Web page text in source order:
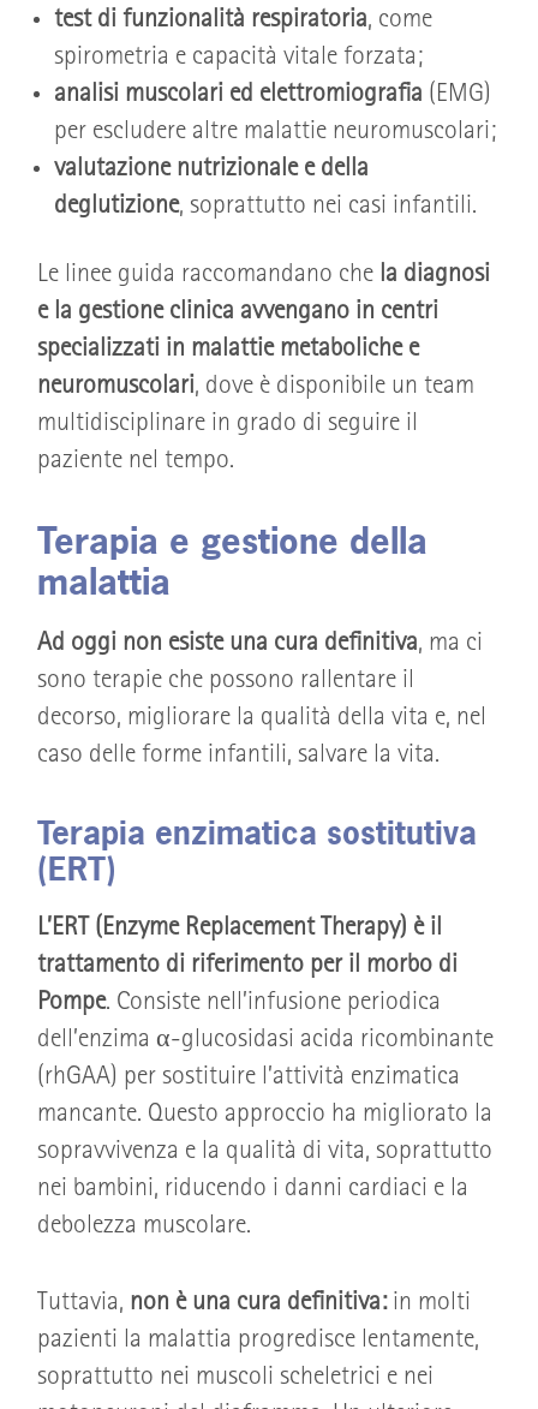
test di funzionalità respiratoria, come
spirometria e capacità vitale forzata;
analisi muscolari ed elettromiografia (EMG)
per escludere altre malattie neuromuscolari;
valutazione nutrizionale e della
deglutizione, soprattutto nei casi infantili.
Le linee guida raccomandano che la diagnosi
e la gestione clinica avvengano in centri
specializzati in malattie metaboliche e
neuromuscolari, dove è disponibile un team
multidisciplinare in grado di seguire il
paziente nel tempo.
Terapia e gestione della
malattia
Ad oggi non esiste una cura definitiva, ma ci
sono terapie che possono rallentare il
decorso, migliorare la qualità della vita e, nel
caso delle forme infantili, salvare la vita.
Terapia enzimatica sostitutiva
(ERT)
L’ERT (Enzyme Replacement Therapy) è il
trattamento di riferimento per il morbo di
Pompe. Consiste nell’infusione periodica
dell’enzima α-glucosidasi acida ricombinante
(rhGAA) per sostituire l’attività enzimatica
mancante. Questo approccio ha migliorato la
sopravvivenza e la qualità di vita, soprattutto
nei bambini, riducendo i danni cardiaci e la
debolezza muscolare.
Tuttavia, non è una cura definitiva:in molti
pazienti la malattia progredisce lentamente,
soprattutto nei muscoli scheletrici e nei